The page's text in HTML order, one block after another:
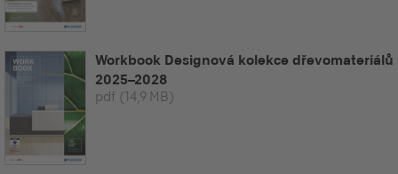
Workbook Designová kolekce dřevomateriálů
2025–2028
pdf (14,9 MB)